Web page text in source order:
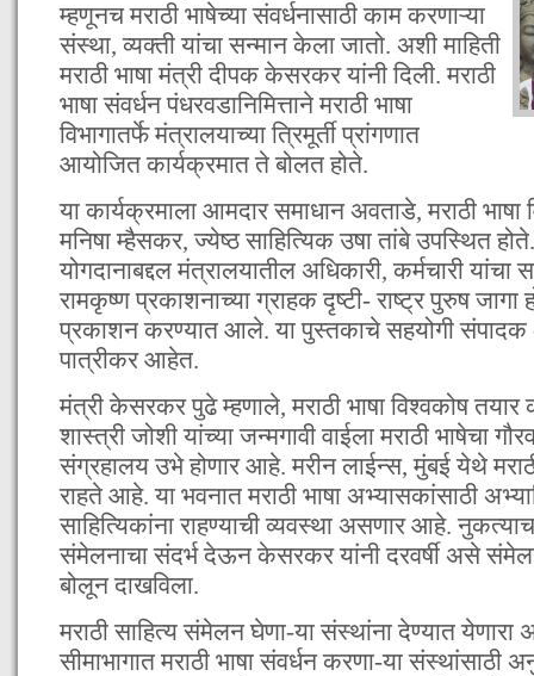
म्हणूनच मराठी भाषेच्या संवर्धनासाठी काम करणाऱ्या
संस्था, व्यक्ती यांचा सन्मान केला जातो. अशी माहिती
मराठी भाषा मंत्री दीपक केसरकर यांनी दिली. मराठी
भाषा संवर्धन पंधरवडानिमित्ताने मराठी भाषा
विभागातर्फे मंत्रालयाच्या त्रिमूर्ती प्रांगणात
आयोजित कार्यक्रमात ते बोलत होते.
या कार्यक्रमाला आमदार समाधान अवताडे, मराठी भाषा
मनिषा म्हैसकर, ज्येष्ठ साहित्यिक उषा तांबे उपस्थित
योगदानाबद्दल मंत्रालयातील अधिकारी, कर्मचारी
रामकृष्ण प्रकाशनाच्या ग्राहक दृष्टी- राष्ट्र पुरुष जागा
प्रकाशन करण्यात आले. या पुस्तकाचे सहयोगी
पात्रीकर आहेत.
मंत्री केसरकर पुढे म्हणाले, मराठी भाषा विश्वकोष तयार
शास्त्री जोशी यांच्या जन्मगावी वाईला मराठी भाषेचा
संग्रहालय उभे होणार आहे. मरीन लाईन्स, मुंबई येथे
राहते आहे. या भवनात मराठी भाषा अभ्यासकांसाठी
साहित्यिकांना राहण्याची व्यवस्था असणार आहे.
संमेलनाचा संदर्भ देऊन केसरकर यांनी दरवर्षी असे
बोलून दाखविला.
मराठी साहित्य संमेलन घेणा-या संस्थांना देण्यात येणारा
सीमाभागात मराठी भाषा संवर्धन करणा-या संस्थांसाठी